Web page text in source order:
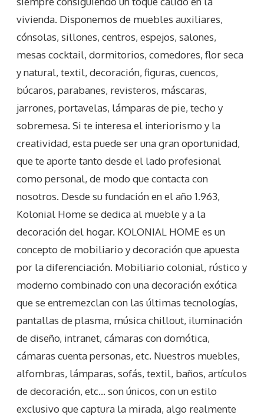
vivienda. Disponemos de muebles auxiliares,
cónsolas, sillones, centros, espejos, salones,
mesas cocktail, dormitorios, comedores, flor seca
y natural, textil, decoración, figuras, cuencos,
búcaros, parabanes, revisteros, máscaras,
jarrones, portavelas, lámparas de pie, techo y
sobremesa. Si te interesa el interiorismo y la
creatividad, esta puede ser una gran oportunidad,
que te aporte tanto desde el lado profesional
como personal, de modo que contacta con
nosotros. Desde su fundación en el año 1.963,
Kolonial Home se dedica al mueble y a la
decoración del hogar. KOLONIAL HOME es un
concepto de mobiliario y decoración que apuesta
por la diferenciación. Mobiliario colonial, rústico y
moderno combinado con una decoración exótica
que se entremezclan con las últimas tecnologías,
pantallas de plasma, música chillout, iluminación
de diseño, intranet, cámaras con domótica,
cámaras cuenta personas, etc. Nuestros muebles,
alfombras, lámparas, sofás, textil, baños, artículos
de decoración, etc… son únicos, con un estilo
exclusivo que captura la mirada, algo realmente